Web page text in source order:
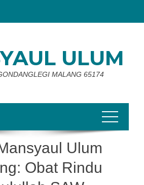
ULUM
MALANG 65174
Ulum
Obat Rindu